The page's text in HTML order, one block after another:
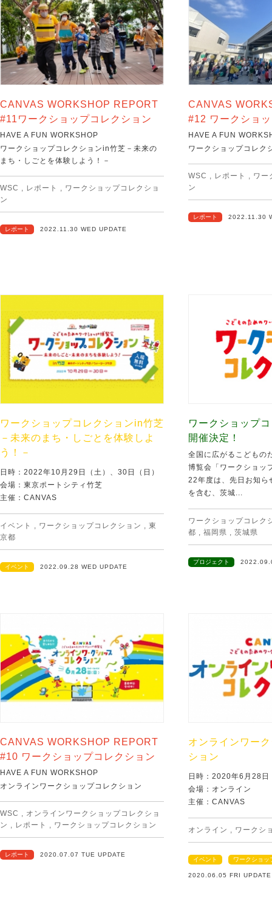
CANVAS WORKSHOP REPORT
#11ワークショップコレクション
HAVE A FUN WORKSHOP
ワークショップコレクションin竹芝－未来の
まち・しごとを体験しよう！－
WSC , レポート , ワークショップコレクショ
ン
レポート 2022.11.30 WED UPDATE
CANVAS
#12 ワークショ
HAVE A FUN
ワークショップコレ
WSC , レポート , ワー
ン
レポート 2022.11.30
ワークショップコレクションin竹芝
－未来のまち・しごとを体験しよ
う！－
日時：2022年10月29日（土）、30日（日）
会場：東京ポートシティ竹芝
主催：CANVAS
イベント , ワークショップコレクション , 東
京都
イベント 2022.09.28 WED UPDATE
ワークショップ
開催決定！
全国に広がるこどもの
博覧会「ワークショッ
22年度は、先日お知ら
を含む、茨城...
ワークショップコレク
都 , 福岡県 , 茨城県
プロジェクト
CANVAS WORKSHOP REPORT
#10 ワークショップコレクション
HAVE A FUN WORKSHOP
オンラインワークショップコレクション
WSC , オンラインワークショップコレクショ
ン , レポート , ワークショップコレクション
レポート 2020.07.07 TUE UPDATE
オンラインワー
ション
日時：2020年6月28日
会場：オンライン
主催：CANVAS
オンライン , ワークシ
イベント ワークショッ
2020.06.05 FRI UPDATE